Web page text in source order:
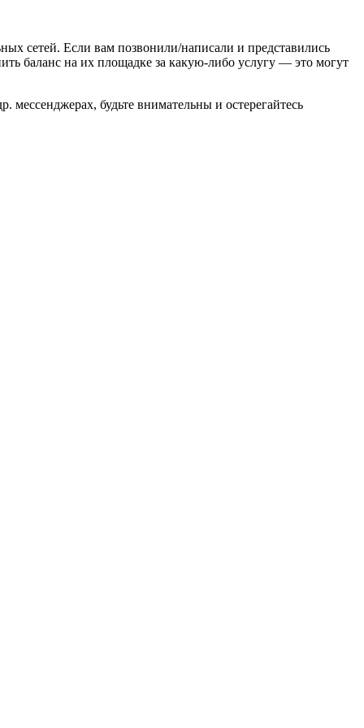
сетей. Если вам позвонили/написали и представились
баланс на их площадке за какую-либо услугу — это могут
будьте внимательны и остерегайтесь